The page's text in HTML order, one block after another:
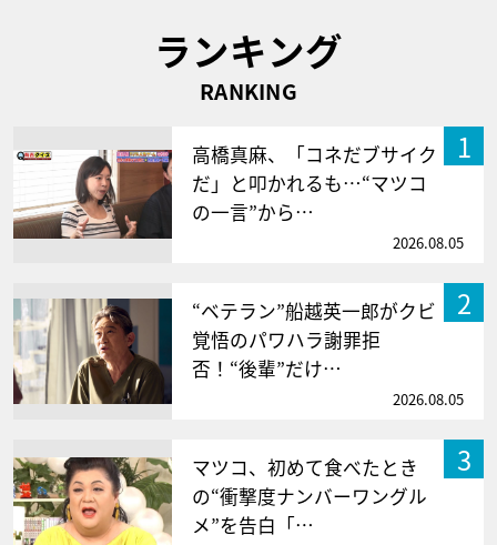
ランキング
RANKING
1
高橋真麻、「コネだブサイク
だ」と叩かれるも…“マツコ
の一言”から…
2026.08.05
2
“ベテラン”船越英一郎がクビ
覚悟のパワハラ謝罪拒
否！“後輩”だけ…
2026.08.05
3
マツコ、初めて食べたとき
の“衝撃度ナンバーワングル
メ”を告白「…